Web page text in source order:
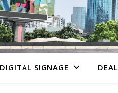
DIGITAL SIGNAGE